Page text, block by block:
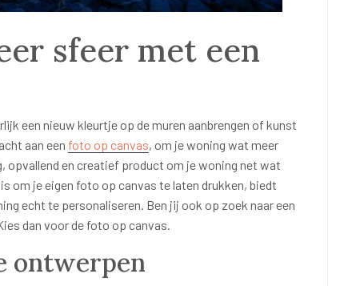
sfeer met een
een nieuw kleurtje op de muren aanbrengen of kunst
aan een foto op canvas, om je woning wat meer
opvallend en creatief product om je woning net wat
om je eigen foto op canvas te laten drukken, biedt
echt te personaliseren. Ben jij ook op zoek naar een
dan voor de foto op canvas.
ontwerpen